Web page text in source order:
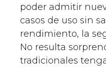
poder admitir
casos de uso sin
rendimiento, la
No resulta
tradicionales